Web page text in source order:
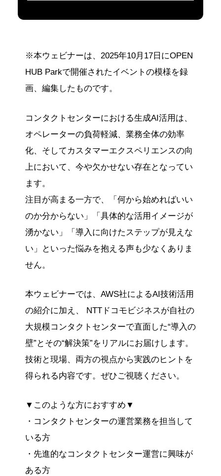
※本ウェビナーは、2025年10月17日にOPEN
HUB Parkで開催されたイベントの模様を録
画、編集したものです。
コンタクトセンターにおける生成AI活用は、
オペレーターの負荷軽減、業務全体の効率
化、そしてカスタマーエクスペリエンスの向
上において、今や欠かせない存在となってい
ます。
注目が高まる一方で、「何から始めればいい
のか分からない」「具体的な活用イメージが
湧かない」「導入に向けたステップが見えな
い」といった悩みを抱える声も少なくありま
せん。
本ウェビナーでは、AWS社によるAI技術活用
の紹介に加え、 NTTドコモビジネスが自社の
大規模コンタクトセンターで直面した“導入の
壁”とその“解決策”をリアルにお届けします。
技術と現場、両方の視点から実践のヒントを
得られる内容です。ぜひご視聴ください。
▼このような方におすすめ▼
・コンタクトセンターの運営業務を担当して
いる方
・先進的なコンタクトセンター運営に興味が
ある方